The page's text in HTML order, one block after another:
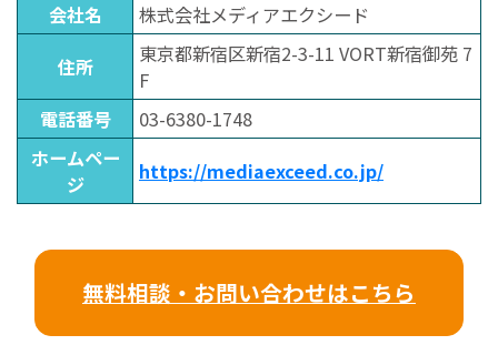
会社名
株式会社メディアエクシード
住所
東京都新宿区新宿2-3-11 VORT新宿御苑 7
F
電話番号
03-6380-1748
ホームペー
ジ
https://mediaexceed.co.jp/
無料相談・お問い合わせはこちら